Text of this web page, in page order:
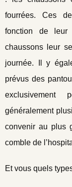
fourrées. Ces
fonction de
chaussons leur
journée. Il y
prévus des
généralement
convenir au plus
comble de
Et vous quels